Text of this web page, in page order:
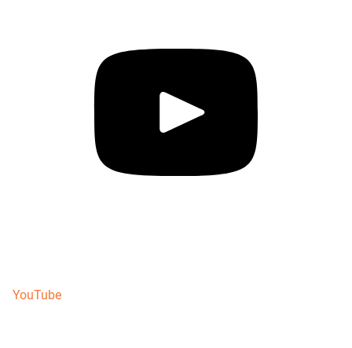
YouTube